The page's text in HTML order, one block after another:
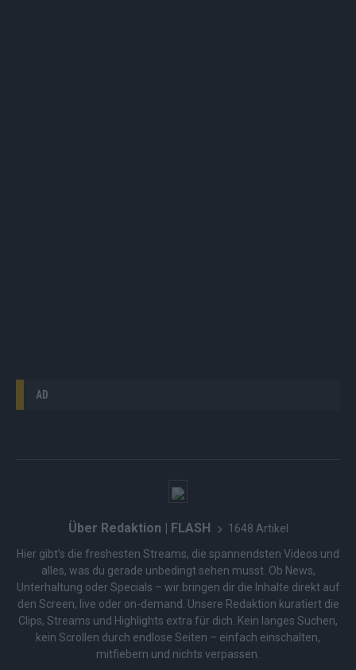
AD
Über Redaktion | FLASH 1648 Artikel
Hier gibt’s die freshesten Streams, die spannendsten Videos und
alles, was du gerade unbedingt sehen musst. Ob News,
Unterhaltung oder Specials – wir bringen dir die Inhalte direkt auf
den Screen, live oder on-demand. Unsere Redaktion kuratiert die
Clips, Streams und Highlights extra für dich. Kein langes Suchen,
kein Scrollen durch endlose Seiten – einfach einschalten,
mitfiebern und nichts verpassen.